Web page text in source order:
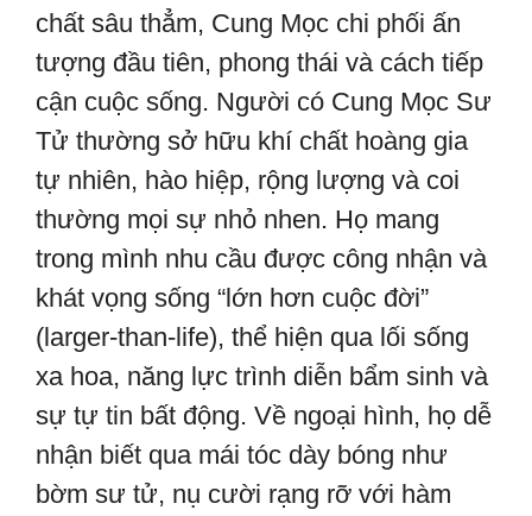
chất sâu thẳm, Cung Mọc chi phối ấn
tượng đầu tiên, phong thái và cách tiếp
cận cuộc sống. Người có Cung Mọc Sư
Tử thường sở hữu khí chất hoàng gia
tự nhiên, hào hiệp, rộng lượng và coi
thường mọi sự nhỏ nhen. Họ mang
trong mình nhu cầu được công nhận và
khát vọng sống “lớn hơn cuộc đời”
(larger-than-life), thể hiện qua lối sống
xa hoa, năng lực trình diễn bẩm sinh và
sự tự tin bất động. Về ngoại hình, họ dễ
nhận biết qua mái tóc dày bóng như
bờm sư tử, nụ cười rạng rỡ với hàm